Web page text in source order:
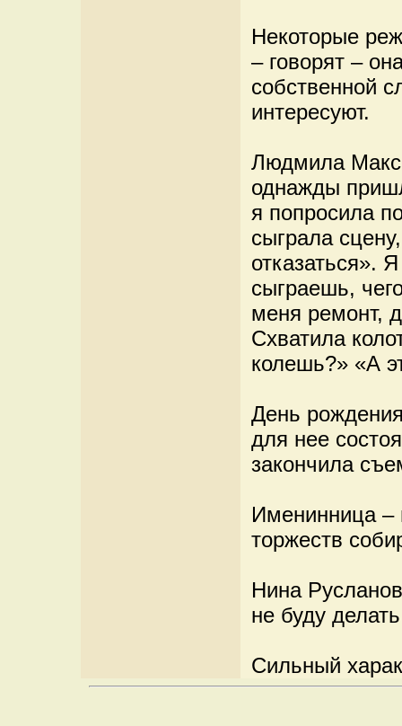
Некоторые
– говорят –
собственной
интересуют.
Людмила
однажды
я попросила
сыграла
отказаться».
сыграешь,
меня ремонт,
Схватила
колешь?» «А
День
для нее
закончила
Именинница –
торжеств
Нина
не буду
Сильный